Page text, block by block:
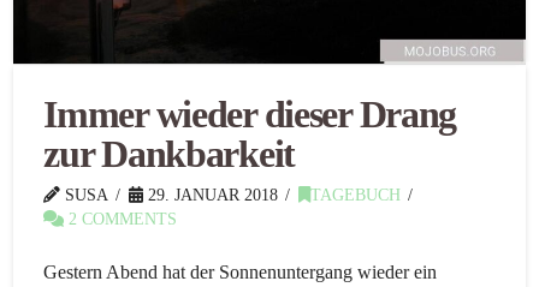
Immer wieder dieser Drang
zur Dankbarkeit
SUSA 29. JANUAR 2018
TAGEBUCH
2 COMMENTS
Gestern Abend hat der Sonnenuntergang wieder ein